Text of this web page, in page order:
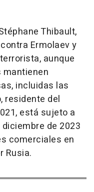
Thibault,
Ermolaev y
aunque
incluidas las
residente del
está sujeto a
de 2023
comerciales en
Rusia.